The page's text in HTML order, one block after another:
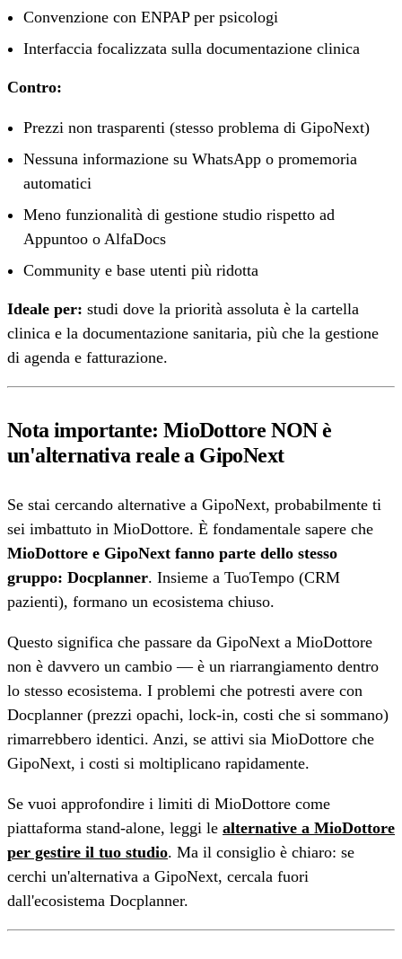
Convenzione con ENPAP per psicologi
Interfaccia focalizzata sulla documentazione clinica
Contro:
Prezzi non trasparenti (stesso problema di GipoNext)
Nessuna informazione su WhatsApp o promemoria
automatici
Meno funzionalità di gestione studio rispetto ad
Appuntoo o AlfaDocs
Community e base utenti più ridotta
Ideale per: studi dove la priorità assoluta è la cartella
clinica e la documentazione sanitaria, più che la gestione
di agenda e fatturazione.
Nota importante: MioDottore NON è
un'alternativa reale a GipoNext
Se stai cercando alternative a GipoNext, probabilmente ti
sei imbattuto in MioDottore. È fondamentale sapere che
MioDottore e GipoNext fanno parte dello stesso
gruppo: Docplanner. Insieme a TuoTempo (CRM
pazienti), formano un ecosistema chiuso.
Questo significa che passare da GipoNext a MioDottore
non è davvero un cambio — è un riarrangiamento dentro
lo stesso ecosistema. I problemi che potresti avere con
Docplanner (prezzi opachi, lock-in, costi che si sommano)
rimarrebbero identici. Anzi, se attivi sia MioDottore che
GipoNext, i costi si moltiplicano rapidamente.
Se vuoi approfondire i limiti di MioDottore come
piattaforma stand-alone, leggi le alternative a MioDottore
per gestire il tuo studio. Ma il consiglio è chiaro: se
cerchi un'alternativa a GipoNext, cercala fuori
dall'ecosistema Docplanner.